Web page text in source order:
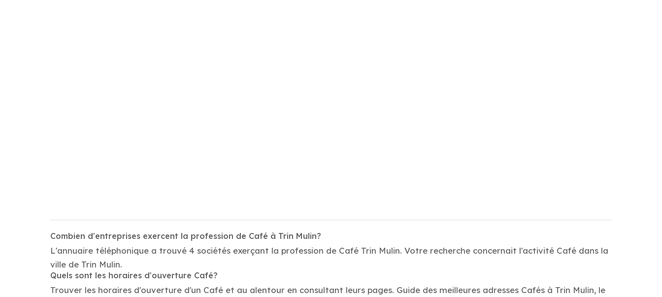
Combien d'entreprises exercent la profession de Café à Trin Mulin?
L'annuaire téléphonique a trouvé 4 sociétés exerçant la profession de Café Trin Mulin. Votre recherche concernait l'activité Café dans la
ville de Trin Mulin.
Quels sont les horaires d'ouverture Café?
Trouver les horaires d'ouverture d'un Café et au alentour en consultant leurs pages. Guide des meilleures adresses Cafés à Trin Mulin, le